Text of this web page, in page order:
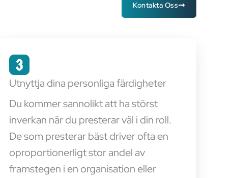
Kontakta Oss
Utnyttja dina personliga färdigheter
Du kommer sannolikt att ha störst
inverkan när du presterar väl i din roll.
De som presterar bäst driver ofta en
oproportionerligt stor andel av
framstegen i en organisation eller